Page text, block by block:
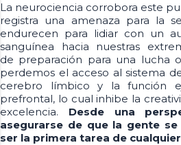
La neurociencia corrobora este
registra una amenaza para la
endurecen para lidiar con un
sanguínea hacia nuestras
de preparación para una lucha
perdemos el acceso al sistema
cerebro límbico y la función
prefrontal, lo cual inhibe la
excelencia. Desde una
asegurarse de que la gente
ser la primera tarea de